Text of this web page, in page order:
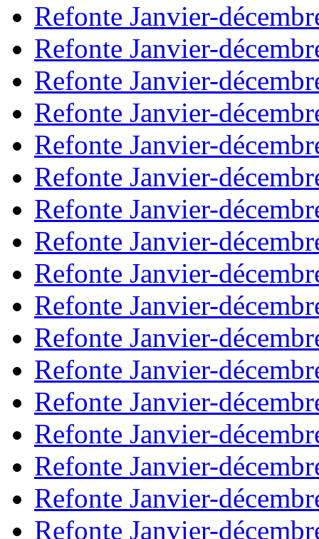
Refonte Janvier-
Refonte Janvier-
Refonte Janvier-
Refonte Janvier-
Refonte Janvier-
Refonte Janvier-
Refonte Janvier-
Refonte Janvier-
Refonte Janvier-
Refonte Janvier-
Refonte Janvier-
Refonte Janvier-
Refonte Janvier-
Refonte Janvier-
Refonte Janvier-
Refonte Janvier-
Refonte Janvier-